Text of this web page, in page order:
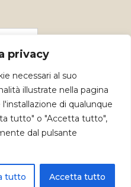
privacy
necessari al suo
illustrate nella pagina
di qualunque
tutto" o "Accetta tutto",
dal pulsante
tutto Accetta tutto
dei Mestieri d'Arte